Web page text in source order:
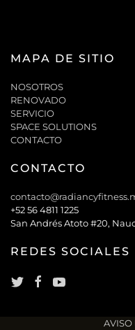
MAPA DE SITIO
NOSOTROS
RENOVADO
SERVICIO
SPACE SOLUTIONS
CONTACTO
CONTACTO
+52 56 4811 1225
San Andrés Atoto #20,
REDES SOCIALES
AVISO